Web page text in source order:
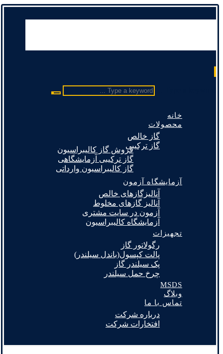
خانه
محصولات
گاز خالص
گاز ترکیبیفروش گاز کالیبراسیون
گاز ترکیبی آزمایشگاهی
گاز کالیبراسیون وارداتی
آزمایشگاه آزمون
آنالیزگازهای خالص
آنالیز گازهای مخلوط
آزمون در سایت مشتری
آزمایشگاه کالیبراسیون
تجهیزات
رگولاتور گاز
پالت کپسول(باندل سیلندر)
پک سیلندر گاز
چرخ حمل سیلندر
MSDS
وبلاگ
تماس با ما
درباره شرکت
افتخارات شرکت